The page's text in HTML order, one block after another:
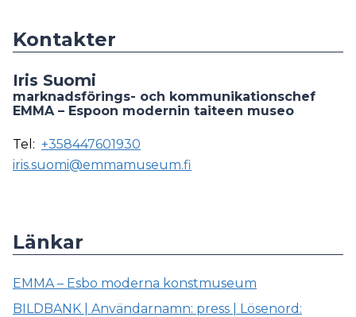
Kontakter
Iris Suomi
marknadsförings- och kommunikationschef
EMMA – Espoon modernin taiteen museo
Tel: +358447601930
iris.suomi@emmamuseum.fi
Länkar
EMMA – Esbo moderna konstmuseum
BILDBANK | Användarnamn: press | Lösenord: